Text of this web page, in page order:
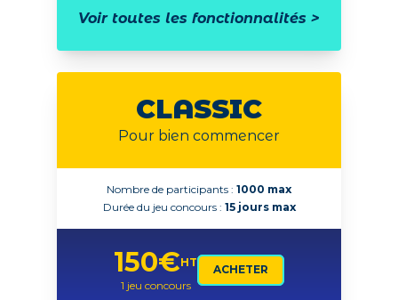
Voir toutes les fonctionnalités >
CLASSIC
Pour bien commencer
Nombre de participants : 1000 max
Durée du jeu concours : 15 jours max
150€HT
1 jeu concours
ACHETER